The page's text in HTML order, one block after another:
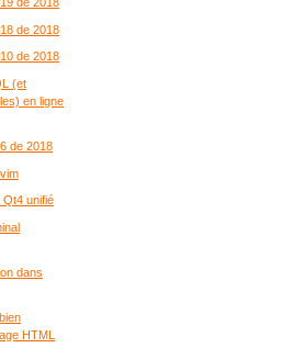
de 2018
de 2018
(et
en ligne
de 2018
unifié
dans
HTML